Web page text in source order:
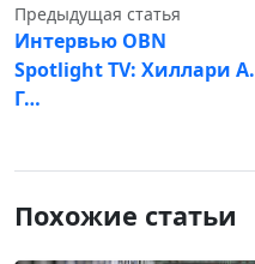
Предыдущая статья
Интервью OBN
Spotlight TV: Хиллари А.
Г…
Похожие статьи